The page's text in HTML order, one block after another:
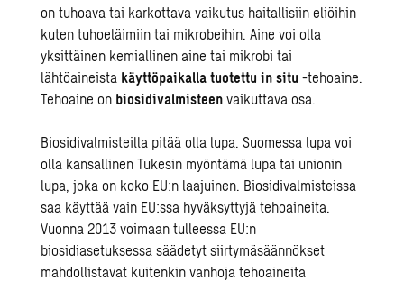
on tuhoava tai karkottava vaikutus haitallisiin eliöihin
kuten tuhoeläimiin tai mikrobeihin. Aine voi olla
yksittäinen kemiallinen aine tai mikrobi tai
lähtöaineista käyttöpaikalla tuotettu in situ -tehoaine.
Tehoaine on biosidivalmisteen vaikuttava osa.
Biosidivalmisteilla pitää olla lupa. Suomessa lupa voi
olla kansallinen Tukesin myöntämä lupa tai unionin
lupa, joka on koko EU:n laajuinen. Biosidivalmisteissa
saa käyttää vain EU:ssa hyväksyttyjä tehoaineita.
Vuonna 2013 voimaan tulleessa EU:n
biosidiasetuksessa säädetyt siirtymäsäännökset
mahdollistavat kuitenkin vanhoja tehoaineita